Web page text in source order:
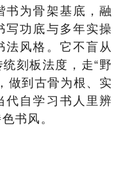
书为骨架基底，融
写功底与多年实操
法风格。它不盲从
刻板法度，走“野
做到古骨为根、实
代自学习书人里辨
书风。